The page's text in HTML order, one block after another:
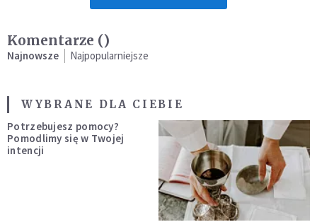
Komentarze ()
Najnowsze Najpopularniejsze
WYBRANE DLA CIEBIE
Potrzebujesz pomocy?
Pomodlimy się w Twojej
intencji